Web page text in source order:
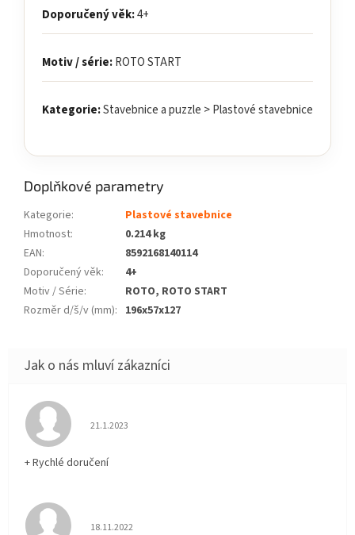
Doporučený věk:4+
Motiv / série:ROTO START
Kategorie:Stavebnice a puzzle > Plastové stavebnice
Doplňkové parametry
Kategorie:
Plastové stavebnice
Hmotnost:
0.214 kg
EAN:
8592168140114
Doporučený věk:
4+
Motiv / Série:
ROTO, ROTO START
Rozměr d/š/v (mm): 196x57x127
Hodnocení obchodu je 5 z 5 hvězdiček.
21.1.2023
+ Rychlé doručení
Hodnocení obchodu je 5 z 5 hvězdiček.
18.11.2022